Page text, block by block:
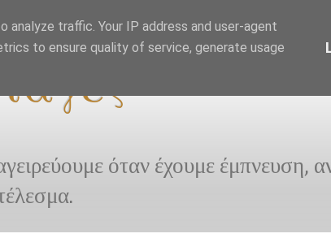
όταν έχουμε έμπνευση,
traffic. Your IP address and user-agent
to ensure quality of service, generate usage